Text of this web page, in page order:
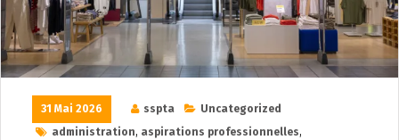
31 Mai 2026 sspta
Uncategorized
administration, aspirations professionnelles,